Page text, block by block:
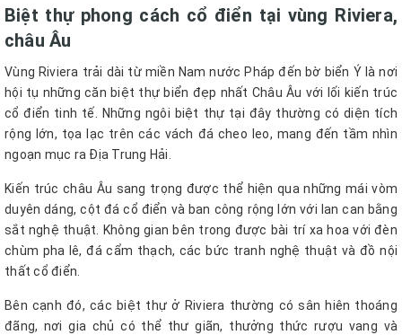
Biệt thự phong cách cổ điển tại vùng Riviera,
châu Âu
Vùng Riviera trải dài từ miền Nam nước Pháp đến bờ biển Ý là nơi
hội tụ những căn biệt thự biển đẹp nhất Châu Âu với lối kiến trúc
cổ điển tinh tế. Những ngôi biệt thự tại đây thường có diện tích
rộng lớn, tọa lạc trên các vách đá cheo leo, mang đến tầm nhìn
ngoạn mục ra Địa Trung Hải.
Kiến trúc châu Âu sang trọng được thể hiện qua những mái vòm
duyên dáng, cột đá cổ điển và ban công rộng lớn với lan can bằng
sắt nghệ thuật. Không gian bên trong được bài trí xa hoa với đèn
chùm pha lê, đá cẩm thạch, các bức tranh nghệ thuật và đồ nội
thất cổ điển.
Bên cạnh đó, các biệt thự ở Riviera thường có sân hiên thoáng
đãng, nơi gia chủ có thể thư giãn, thưởng thức rượu vang và